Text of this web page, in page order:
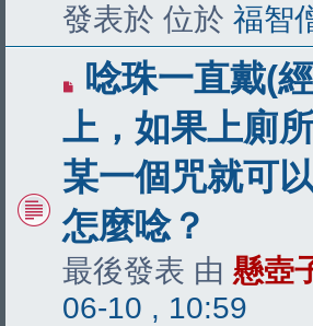
發表於 位於 福智
有
新
文
章
唸珠一直戴(
上，如果上廁
某一個咒就可
怎麼唸？
最後發表 由 懸壺
06-10 , 10:59